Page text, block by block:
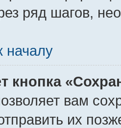
ряд шагов,
началу
кнопка
вам
их